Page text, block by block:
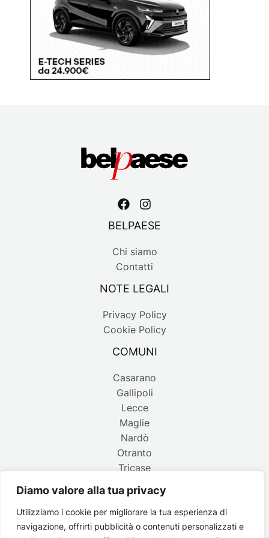
Diamo valore alla tua privacy
Utilizziamo i cookie per migliorare la tua esperienza di
navigazione, offrirti pubblicità o contenuti personalizzati e
BELPAESE
Chi siamo
Contatti
NOTE LEGALI
Privacy Policy
Cookie Policy
COMUNI
Casarano
Gallipoli
Lecce
Maglie
Nardò
Otranto
Tricase
Copyright © 2026 Belpaese | Periodico d'informazione del